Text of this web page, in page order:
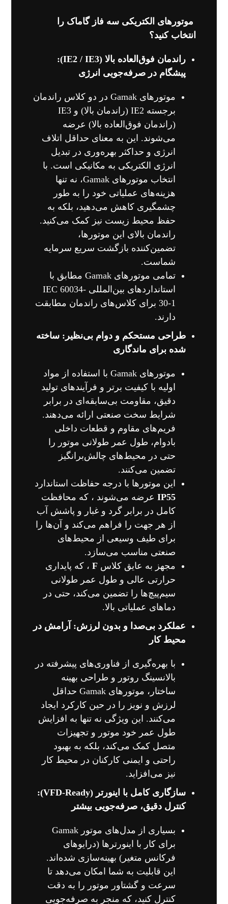
موتورهای الکتریکی سه فاز گاماک را
انتخاب کنید؟
راندمان فوق‌العاده بالا (IE2 / IE3):
پیشگام در صرفه‌جویی انرژی
موتورهای Gamak در دو کلاس راندمان
برجسته IE2 (راندمان بالا) و IE3
(راندمان فوق‌العاده بالا) عرضه
می‌شوند. این به معنای حداقل اتلاف
انرژی و حداکثر بهره‌وری در تبدیل
انرژی الکتریکی به مکانیکی است. با
انتخاب موتورهای Gamak، نه تنها
هزینه‌های عملیاتی خود را به طور
چشمگیری کاهش می‌دهید، بلکه به
حفظ محیط زیست نیز کمک می‌کنید.
راندمان بالای این موتورها،
تضمین‌کننده بازگشت سریع سرمایه
شماست.
تمامی موتورهای Gamak مطابق با
استانداردهای بین‌المللی IEC 60034-
30-1 برای کلاس‌های راندمان مطابقت
دارند.
طراحی مستحکم و دوام بی‌نظیر: ساخته
شده برای ماندگاری
موتورهای Gamak با استفاده از مواد
اولیه با کیفیت برتر و فرآیندهای تولید
دقیق، مقاومت بی‌سابقه‌ای در برابر
شرایط سخت صنعتی ارائه می‌دهند.
فریم‌های مقاوم و قطعات داخلی
بادوام، طول عمر طولانی موتور را
حتی در محیط‌های چالش‌برانگیز
تضمین می‌کنند.
این موتورها با درجه حفاظت استاندارد
IP55 عرضه می‌شوند ، که محافظت
کامل در برابر گرد و غبار و پاشش آب
از هر جهت را فراهم می‌کند و آن‌ها را
برای طیف وسیعی از محیط‌های
صنعتی مناسب می‌سازد.
مجهز به عایق کلاسF ، که پایداری
حرارتی عالی و طول عمر طولانی
سیم‌پیچ‌ها را تضمین می‌کند، حتی در
دماهای عملیاتی بالا.
عملکرد بی‌صدا و بدون لرزش: آرامش در
محیط کار
با بهره‌گیری از فناوری‌های پیشرفته در
بالانسینگ روتور و طراحی بهینه
ساختار، موتورهای Gamak حداقل
لرزش و نویز را در حین کارکرد ایجاد
می‌کنند. این ویژگی نه تنها به افزایش
طول عمر خود موتور و تجهیزات
متصل کمک می‌کند، بلکه به بهبود
راحتی و ایمنی کارکنان در محیط کار
نیز می‌افزاید.
سازگاری کامل با اینورتر (VFD-Ready):
کنترل دقیق، صرفه‌جویی بیشتر
بسیاری از مدل‌های موتور Gamak
برای کار با اینورترها (درایوهای
فرکانس متغیر) بهینه‌سازی شده‌اند.
این قابلیت به شما امکان می‌دهد تا
سرعت و گشتاور موتور را به دقت
کنترل کنید، که منجر به صرفه‌جویی